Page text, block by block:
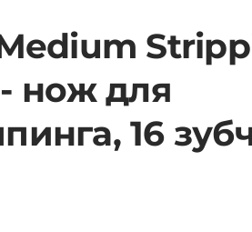
нож для
16